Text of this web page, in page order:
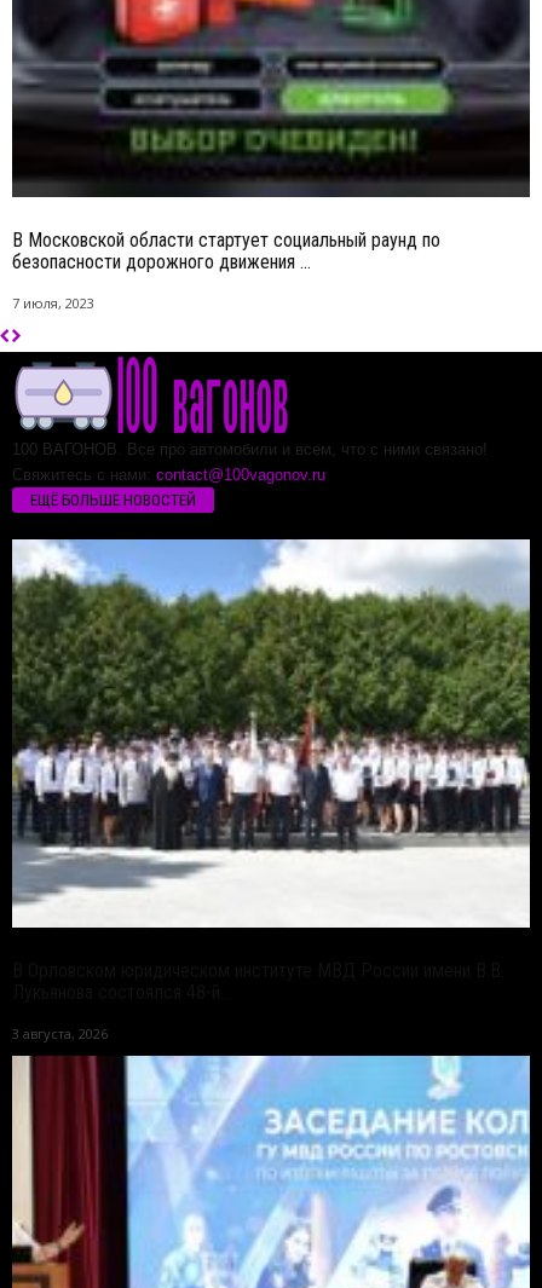
В Московской области стартует социальный раунд по
безопасности дорожного движения ...
7 июля, 2023
100 ВАГОНОВ. Все про автомобили и всем, что с ними связано!
Свяжитесь с нами: contact@100vagonov.ru
ЕЩЁ БОЛЬШЕ НОВОСТЕЙ
3 августа, 2026